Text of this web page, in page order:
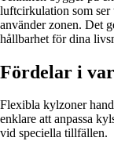
luftcirkulation som ser
använder zonen. Det
hållbarhet för dina
Fördelar i
Flexibla kylzoner
enklare att anpassa
vid speciella tillfällen.